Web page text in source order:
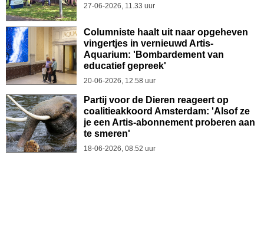
27-06-2026, 11.33 uur
Columniste haalt uit naar opgeheven
vingertjes in vernieuwd Artis-
Aquarium: 'Bombardement van
educatief gepreek'
20-06-2026, 12.58 uur
Partij voor de Dieren reageert op
coalitieakkoord Amsterdam: 'Alsof ze
je een Artis-abonnement proberen aan
te smeren'
18-06-2026, 08.52 uur